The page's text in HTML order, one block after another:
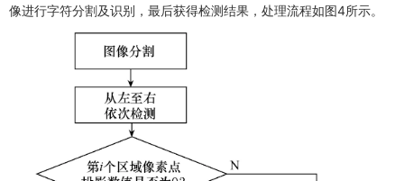
像进行字符分割及识别，最后获得检测结果，处理流程如图4所示。